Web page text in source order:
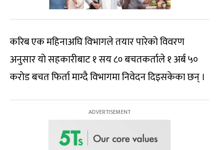
करिब एक महिनाअघि विभागले तयार पारेको विवरण
अनुसार यो सहकारीबाट १ सय ८० बचतकर्ताले १ अर्ब ५०
करोड बचत फिर्ता माग्दै विभागमा निवेदन दिइसकेका छन् ।